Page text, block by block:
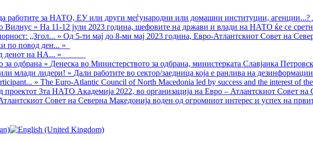
работите за НАТО, ЕУ или други меѓународни или домашни институции, агенции...?
Вилнус » На 11-12 јули 2023 година, шефовите на држави и влади на НАТО ќе се
„Згол... » Од 5-ти мај до 8-ми мај 2023 година, Евро-Атлантскиот Совет на
по повод ден... »
денот на НА... »
за одбрана » Денеска во Министерството за одбрана, министерката Славјанка
млади лидери! » Дали работите во сектор/заедница која е ранлива на
» The Euro-Atlantic Council of North Macedonia led by success and the interest of
проектот 3та НАТО Академија 2022, во организација на Евро – Атлантскиот Совет на
Совет на Северна Македонија воден од огромниот интерес и успех на